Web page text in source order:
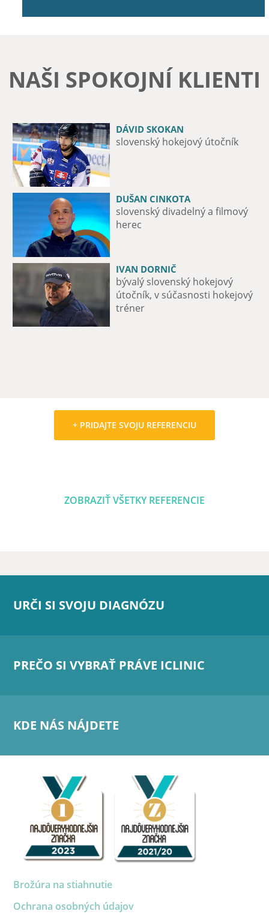
NAŠI SPOKOJNÍ KLIENTI
DÁVID SKOKAN
slovenský hokejový útočník
DUŠAN CINKOTA
slovenský divadelný a filmový
herec
IVAN DORNIČ
bývalý slovenský hokejový
útočník, v súčasnosti hokejový
tréner
MICHAL ZÁTORSKÝ
12-násobný majster Slovenska v
PAĽO DRAPÁK
spevák a basgitarista skupiny
Metalinda
MAXIME FORTIER
útočník hokejového tímu iClinic
Bratislava Capitals
+ PRIDAJTE SVOJU REFERENCIU
ZOBRAZIŤ VŠETKY REFERENCIE
URČI SI SVOJU DIAGNÓZU
PREČO SI VYBRAŤ PRÁVE ICLINIC
KDE NÁS NÁJDETE
Brožúra na stiahnutie
Ochrana osobných údajov